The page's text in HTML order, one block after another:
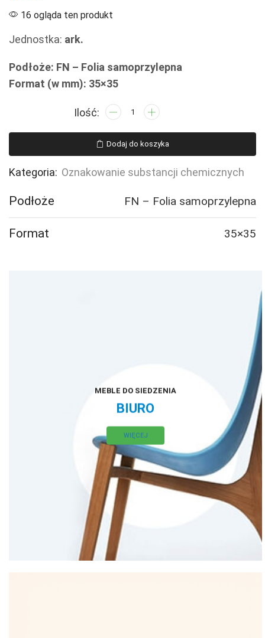
16 ogląda ten produkt
Jednostka: ark.
Podłoże: FN – Folia samoprzylepna
Format (w mm): 35×35
ilość
Produkt
bardzo
toksyczny
Dodaj do koszyka
Kategoria: Oznakowanie substancji chemicznych
Podłoże FN – Folia samoprzylepna
Format 35×35
MEBLE DO SIEDZENIA
BIURO
WIĘCEJ